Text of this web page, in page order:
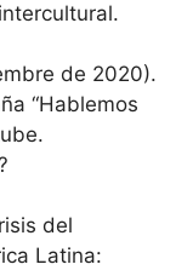
de 2020).
“Hablemos
del
Latina: